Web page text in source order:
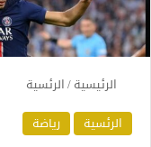
الرئيسية/الرئسية
الرئسية
رياضة